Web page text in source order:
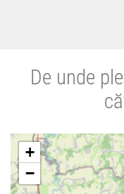
De unde
+
−